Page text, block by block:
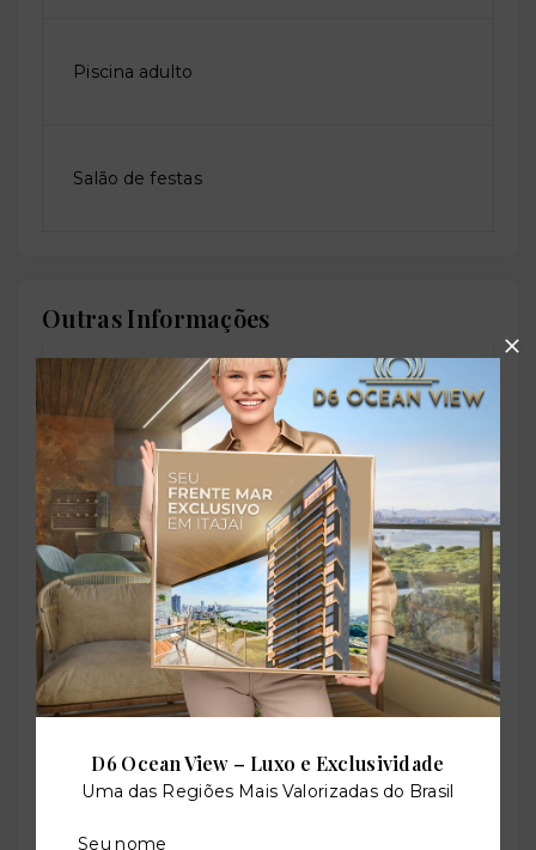
Piscina adulto
Salão de festas
Outras Informações
Referência:
O-64567-99221
Perfil:
Residencial
Situação:
Em construção
D6 Ocean View – Luxo e Exclusividade
Uma das Regiões Mais Valorizadas do Brasil
Seu nome